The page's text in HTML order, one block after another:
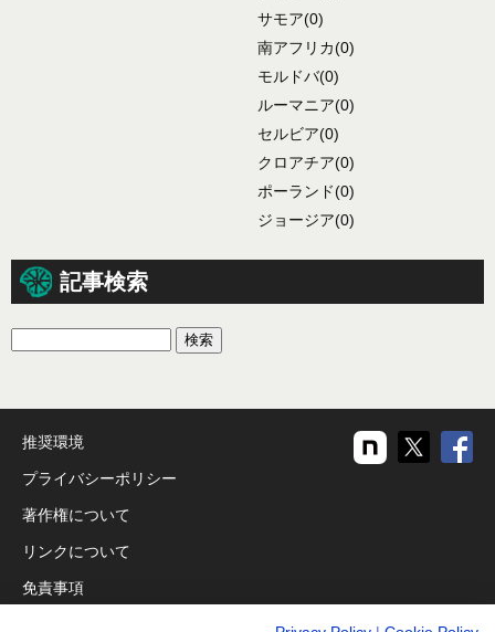
サモア(0)
南アフリカ(0)
モルドバ(0)
ルーマニア(0)
セルビア(0)
クロアチア(0)
ポーランド(0)
ジョージア(0)
記事検索
推奨環境
プライバシーポリシー
著作権について
リンクについて
免責事項